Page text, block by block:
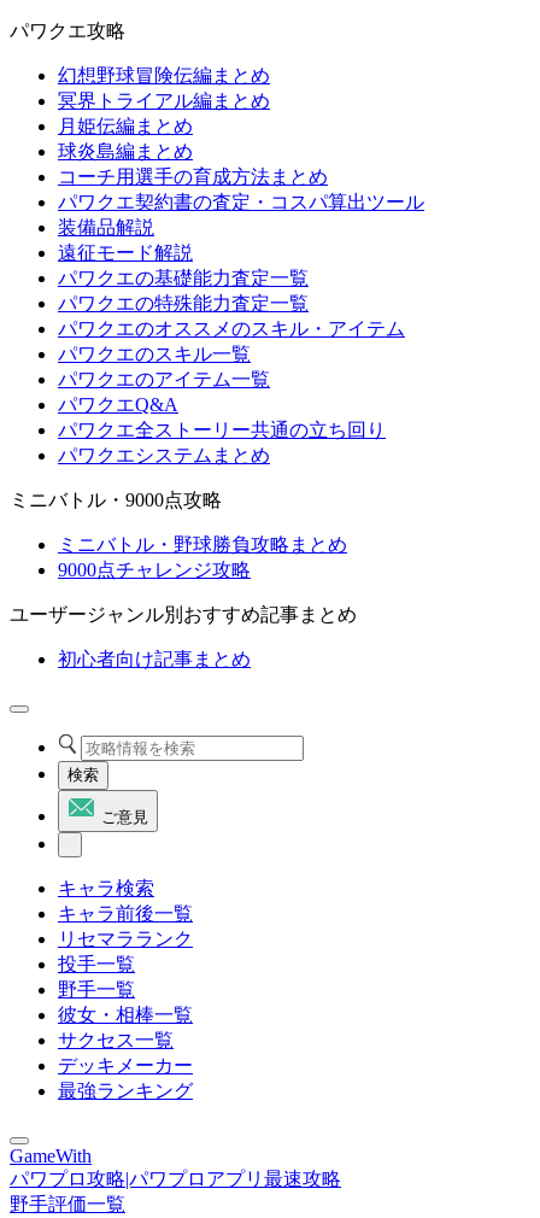
パワクエ攻略
幻想野球冒険伝編まとめ
冥界トライアル編まとめ
月姫伝編まとめ
球炎島編まとめ
コーチ用選手の育成方法まとめ
パワクエ契約書の査定・コスパ算出ツール
装備品解説
遠征モード解説
パワクエの基礎能力査定一覧
パワクエの特殊能力査定一覧
パワクエのオススメのスキル・アイテム
パワクエのスキル一覧
パワクエのアイテム一覧
パワクエQ&A
パワクエ全ストーリー共通の立ち回り
パワクエシステムまとめ
ミニバトル・9000点攻略
ミニバトル・野球勝負攻略まとめ
9000点チャレンジ攻略
ユーザージャンル別おすすめ記事まとめ
初心者向け記事まとめ
検索
ご意見
キャラ検索
キャラ前後一覧
リセマラランク
投手一覧
野手一覧
彼女・相棒一覧
サクセス一覧
デッキメーカー
最強ランキング
GameWith
パワプロ攻略|パワプロアプリ最速攻略
野手評価一覧